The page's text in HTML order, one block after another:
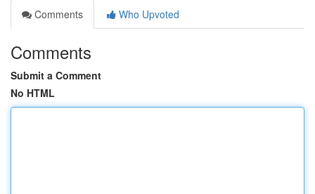
Comments
Who Upvoted
Comments
Submit a Comment
No HTML